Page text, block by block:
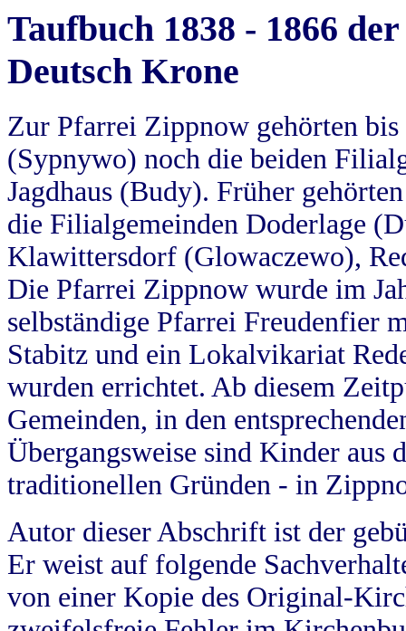
Taufbuch 1838 - 1866
Deutsch Krone
Zur Pfarrei Zippnow gehörten
(Sypnywo) noch die beiden
Jagdhaus (Budy). Früher
die Filialgemeinden Doderlage
Klawittersdorf (Glowaczewo),
Die Pfarrei Zippnow wurde im
selbständige Pfarrei Freudenfier
Stabitz und ein Lokalvikariat
wurden errichtet. Ab diesem
Gemeinden, in den
Übergangsweise sind Kinder aus
traditionellen Gründen - in
Autor dieser Abschrift ist der
Er weist auf folgende
von einer Kopie des Original-